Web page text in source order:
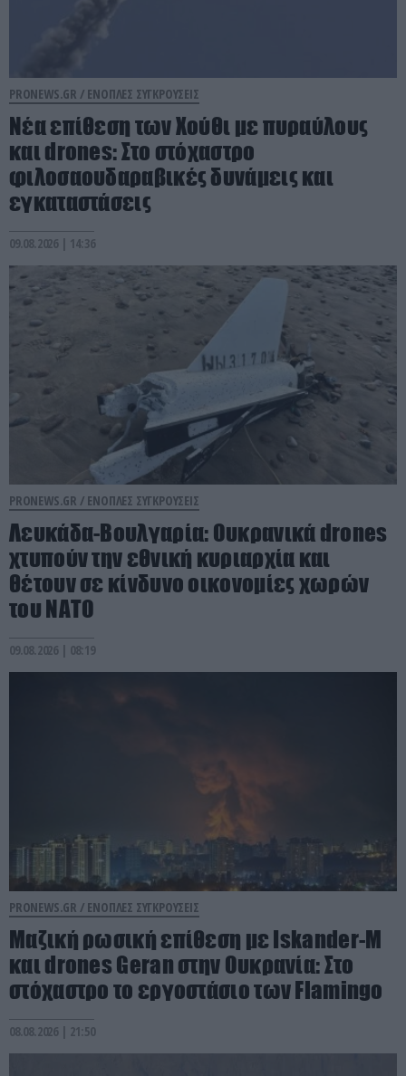
PRONEWS.GR / ΕΝΟΠΛΕΣ ΣΥΓΚΡΟΥΣΕΙΣ
Νέα επίθεση των Χούθι με πυραύλους
και drones: Στο στόχαστρο
φιλοσαουδαραβικές δυνάμεις και
εγκαταστάσεις
09.08.2026 | 14:36
PRONEWS.GR / ΕΝΟΠΛΕΣ ΣΥΓΚΡΟΥΣΕΙΣ
Λευκάδα-Βουλγαρία: Ουκρανικά drones
χτυπούν την εθνική κυριαρχία και
θέτουν σε κίνδυνο οικονομίες χωρών
του ΝΑΤΟ
09.08.2026 | 08:19
PRONEWS.GR / ΕΝΟΠΛΕΣ ΣΥΓΚΡΟΥΣΕΙΣ
Μαζική ρωσική επίθεση με Iskander-M
και drones Geran στην Ουκρανία: Στο
στόχαστρο το εργοστάσιο των Flamingo
08.08.2026 | 21:50